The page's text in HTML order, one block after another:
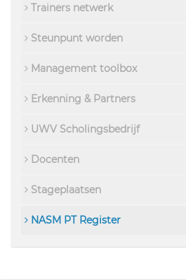
Trainers netwerk
Steunpunt worden
Management toolbox
Erkenning & Partners
UWV Scholingsbedrijf
Docenten
Stageplaatsen
NASM PT Register